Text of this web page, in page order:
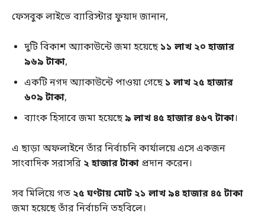
ফেসবুক লাইভে ব্যারিস্টার ফুয়াদ জানান,
দুটি বিকাশ অ্যাকাউন্টে জমা হয়েছে১১ লাখ ২০ হাজার
৯৬৯ টাকা,
একটি নগদ অ্যাকাউন্টে পাওয়া গেছে১ লাখ ২৫ হাজার
৬০৯ টাকা,
ব্যাংক হিসাবে জমা হয়েছে৯ লাখ ৪৫ হাজার ৪৬৭ টাকা।
এ ছাড়া অফলাইনে তাঁর নির্বাচনি কার্যালয়ে এসে একজন
সাংবাদিক সরাসরি ২ হাজার টাকা প্রদান করেন।
সব মিলিয়ে গত ২৫ ঘণ্টায় মোট ২১ লাখ ৯৪ হাজার ৪৫ টাকা
জমা হয়েছে তাঁর নির্বাচনি তহবিলে।